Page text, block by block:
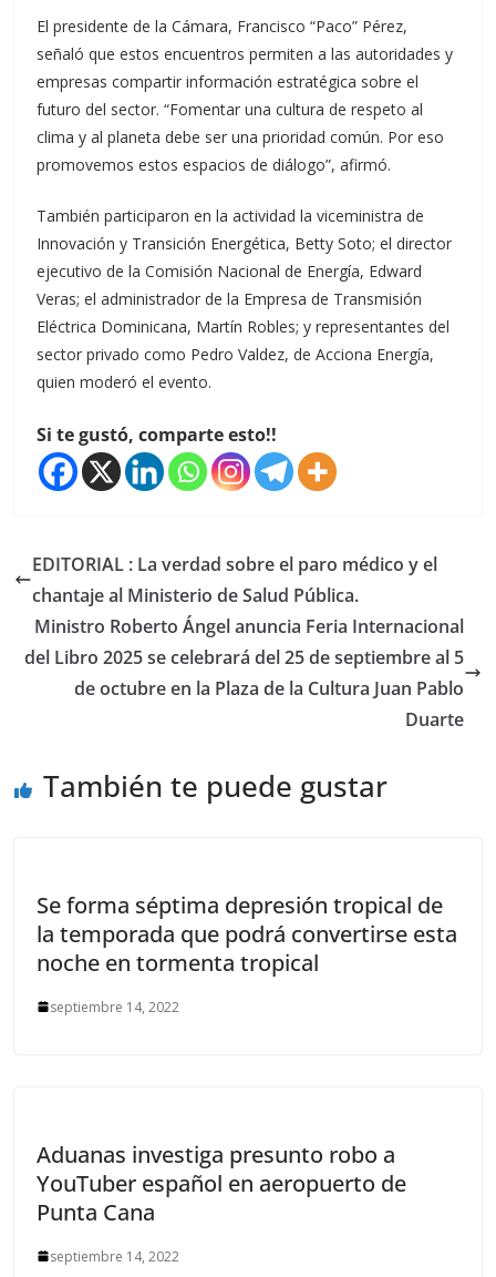
El presidente de la Cámara, Francisco “Paco” Pérez,
señaló que estos encuentros permiten a las autoridades y
empresas compartir información estratégica sobre el
futuro del sector. “Fomentar una cultura de respeto al
clima y al planeta debe ser una prioridad común. Por eso
promovemos estos espacios de diálogo”, afirmó.
También participaron en la actividad la viceministra de
Innovación y Transición Energética, Betty Soto; el director
ejecutivo de la Comisión Nacional de Energía, Edward
Veras; el administrador de la Empresa de Transmisión
Eléctrica Dominicana, Martín Robles; y representantes del
sector privado como Pedro Valdez, de Acciona Energía,
quien moderó el evento.
Si te gustó, comparte esto!!
EDITORIAL : La verdad sobre el paro médico y el
chantaje al Ministerio de Salud Pública.
Ministro Roberto Ángel anuncia Feria Internacional
del Libro 2025 se celebrará del 25 de septiembre al 5
de octubre en la Plaza de la Cultura Juan Pablo
Duarte
También te puede gustar
Se forma séptima depresión tropical de
la temporada que podrá convertirse esta
noche en tormenta tropical
septiembre 14, 2022
Aduanas investiga presunto robo a
YouTuber español en aeropuerto de
Punta Cana
septiembre 14, 2022